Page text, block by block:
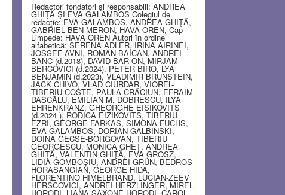
Redactori fondatori şi responsabili: ANDREA
GHIŢĂ ŞI EVA GALAMBOS Colegiul de
redacţie: EVA GALAMBOS, ANDREA GHIŢĂ,
GABRIEL BEN MERON, HAVA OREN, Cap
Limpede: HAVA OREN Autori în ordine
alfabetică: SERENA ADLER, IRINA AIRINEI,
JOSSEF AVNI, ROMAN BAICAN, ANDREI
BANC (d.2018), DAVID BAR-ON, MIRJAM
BERCOVICI (d.2024), PETER BIRO, LYA
BENJAMIN (d.2023), VLADIMIR BRUNSTEIN,
JACK CHIVO, VLAD CIURDAR, VIOREL-
TIBERIU COSTE, PAULA CRĂCIUN, EFRAIM
DASCĂLU, EMILIAN M. DOBRESCU, ILYA
EHRENKRANZ, GHEORGHE EISIKOVITS
(d.2024 ), RODICA EIZIKOVITS, TIBERIU
EZRI, GEORGE FARKAS, SIMONA FUCHS,
EVA GALAMBOS, DORIAN GALBINSKI,
DOINA GECSE-BORGOVAN, TIBERIU
GEORGESCU, MONICA GHEŢ, ANDREA
GHIŢĂ, VALENTIN GHIŢĂ, EVA GROSZ,
LIDIA GOMBOŞIU, ANDREI GRÜN, BEDROS
HORASANGIAN, GEORGE HIDA,
FLORENTINO HIMELBRAND, LUCIAN-ZEEV
HERSCOVICI, ANDREI HERZLINGER, MIREL